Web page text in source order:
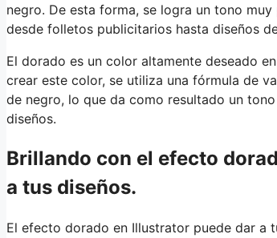
negro. De esta forma, se logra un tono
desde folletos publicitarios hasta diseños
El dorado es un color altamente deseado
crear este color, se utiliza una fórmula de
de negro, lo que da como resultado un
diseños.
Brillando con el efecto
a tus diseños.
El efecto dorado en Illustrator puede dar a